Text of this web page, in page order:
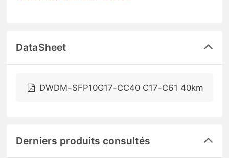
DataSheet
DWDM-SFP10G17-CC40 C17-C61 40km
Derniers produits consultés